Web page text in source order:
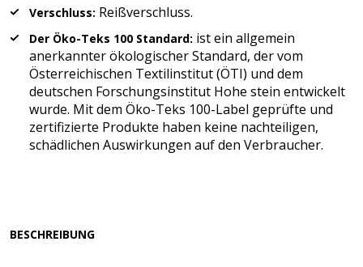
Verschluss: Reißverschluss.
Der Öko-Teks 100 Standard: ist ein allgemein
anerkannter ökologischer Standard, der vom
Österreichischen Textilinstitut (ÖTI) und dem
deutschen Forschungsinstitut Hohe stein entwickelt
wurde. Mit dem Öko-Teks 100-Label geprüfte und
zertifizierte Produkte haben keine nachteiligen,
schädlichen Auswirkungen auf den Verbraucher.
BESCHREIBUNG